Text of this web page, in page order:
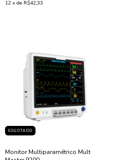
12 x de R$42,33
ESGOTADO
Monitor Multiparamétrico Mult